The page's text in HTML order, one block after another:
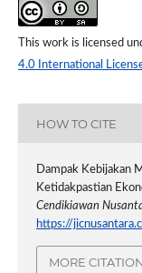
This work is licensed
4.0 International
HOW TO CITE
Dampak Kebijakan
Ketidakpastian
Cendikiawan
https://
MORE